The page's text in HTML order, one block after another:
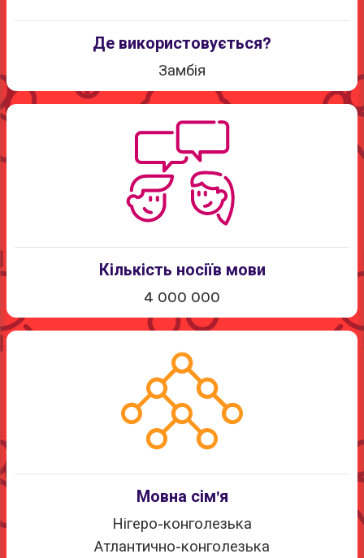
Де використовується?
Замбія
Кількість носіїв мови
4 000 000
Мовна сім'я
Нігеро-конголезька
Атлантично-конголезька